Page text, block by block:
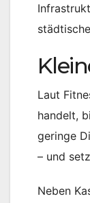
Laut
handelt,
geringe
– und
Neben